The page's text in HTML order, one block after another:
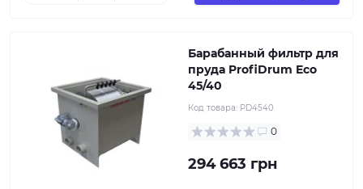
Барабанный фильтр для
пруда ProfiDrum Eco
45/40
Код товара: PD4540
0
294 663 грн